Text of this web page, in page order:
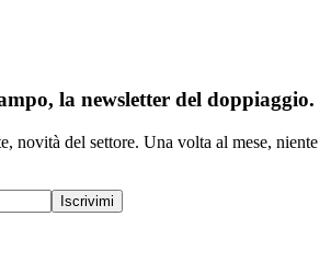
, la newsletter del doppiaggio.
novità del settore. Una volta al mese, niente
Iscrivimi